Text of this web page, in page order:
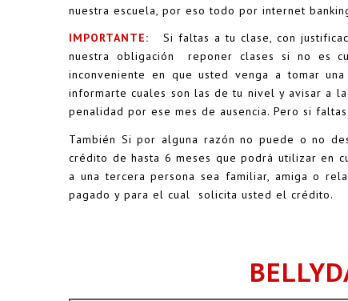
nuestra escuela, por eso todo por internet
IMPORTANTE:
Si faltas a tu clase, con
nuestra obligación reponer clases si no es
inconveniente en que usted venga a tomar
informarte cuales son las de tu nivel y avisar a
penalidad por ese mes de ausencia. Pero si
También Si por alguna razón no puede o no
crédito de hasta 6 meses que podrá utilizar en
a una tercera persona sea familiar, amiga o
pagado y para el cual solicita usted el crédito.